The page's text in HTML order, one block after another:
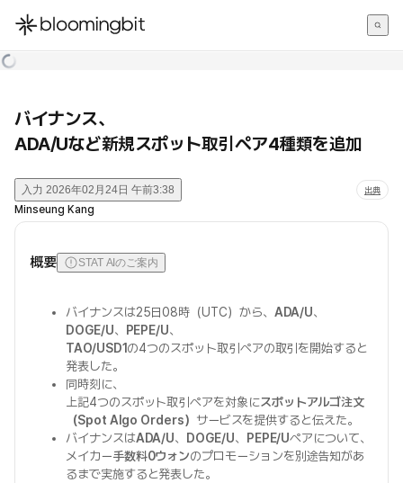
한국어
バイナンス、
ADA/Uなど新規スポット取引ペア4種類を追加
入力 2026年02月24日 午前3:38 出典
Minseung Kang
概要 STAT AIのご案内
バイナンスは25日08時（UTC）から、 ADA/U、
DOGE/U、 PEPE/U、
TAO/USD1の4つのスポット取引ペアの取引を開始すると
発表した。
同時刻に、
上記4つのスポット取引ペアを対象にスポットアルゴ注文
（Spot Algo Orders） サービスを提供すると伝えた。
バイナンスはADA/U、 DOGE/U、 PEPE/Uペアについて、
メイカー手数料0ウォンのプロモーションを別途告知があ
るまで実施すると発表した。